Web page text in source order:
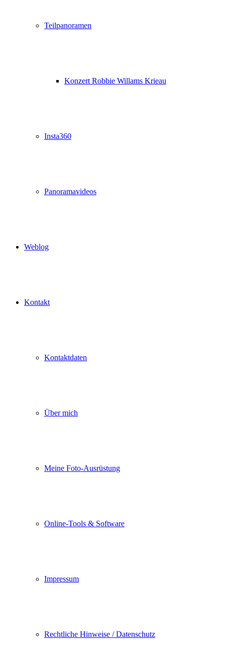
Teilpanoramen
Konzert Robbie Willams Krieau
Insta360
Panoramavideos
Weblog
Kontakt
Kontaktdaten
Über mich
Meine Foto-Ausrüstung
Online-Tools & Software
Impressum
Rechtliche Hinweise / Datenschutz